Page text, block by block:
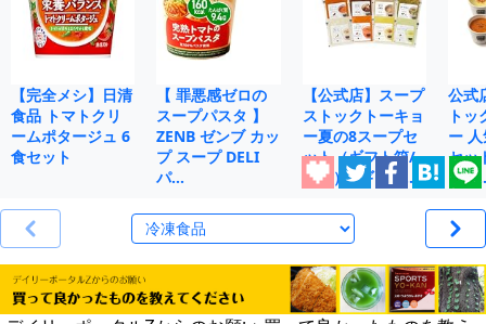
【完全メシ】日清
食品 トマトクリ
ームポタージュ 6
食セット
【 罪悪感ゼロの
スープパスタ 】
ZENB ゼンブ カッ
プ スープ DELI
パ…
【公式店】スープ
ストックトーキョ
ー夏の8スープセ
ット（ギフト箱/
花火） /ギフト…
公式
ト
ー
セッ
ト /